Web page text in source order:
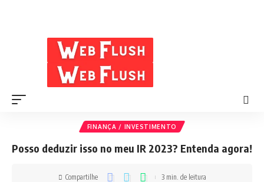
FINANÇA / INVESTIMENTO
Posso deduzir isso no meu IR 2023? Entenda agora!
Compartilhe 3 min. de leitura